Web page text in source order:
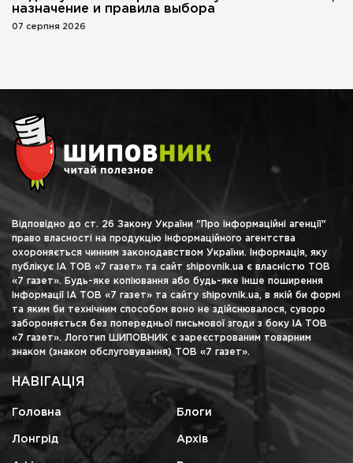
назначение и правила выбора
07 серпня 2026
Відповідно до ст. 26 Закону України "Про інформаційні агенції"
право власності на продукцію інформаційного агентства
охороняється чинним законодавством України. Інформація, яку
публікує ІА ТОВ «7 газет» та сайт shipovnik.ua є власністю ТОВ
«7 газет». Будь-яке копіювання або будь-яке інше поширення
інформації ІА ТОВ «7 газет» та сайту shipovnik.ua, в якій би формі
та яким би технічним способом воно не здійснювалося, суворо
забороняється без попередньої письмової згоди з боку ІА ТОВ
«7 газет». Логотип ШИПОВНИК є зареєстрованим товарним
знаком (знаком обслуговування) ТОВ «7 газет».
НАВІГАЦІЯ
Головна Блоги
Лонгрід Архів